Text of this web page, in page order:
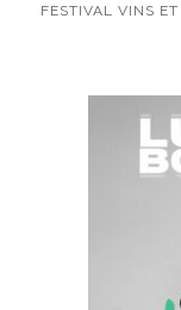
FESTIVAL VINS